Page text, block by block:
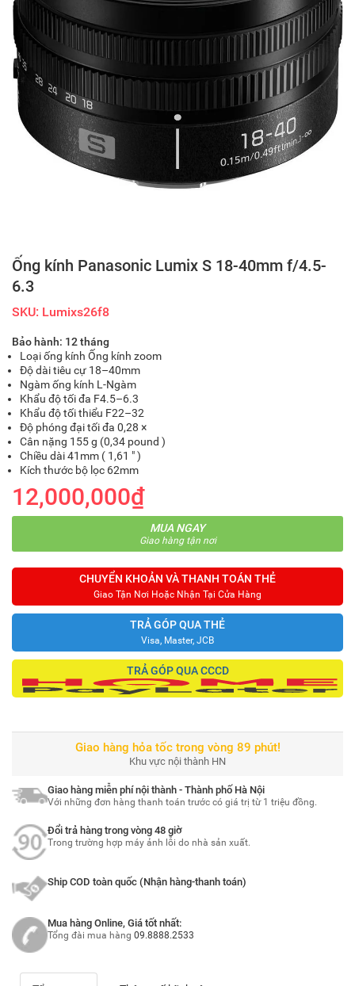
Ống kính Panasonic Lumix S 18-40mm f/4.5-
6.3
SKU: Lumixs26f8
Bảo hành: 12 tháng
Loại ống kính Ống kính zoom
Độ dài tiêu cự 18–40mm​
Ngàm ống kính L-Ngàm
Khẩu độ tối đa F4.5–6.3
Khẩu độ tối thiểu F22–32
Độ phóng đại tối đa 0,28 ×
Cân nặng 155 g (0,34 pound )
Chiều dài 41mm ( 1,61 ″ )
Kích thước bộ lọc 62mm
12,000,000₫
MUA NGAY
Giao hàng tận nơi
CHUYỂN KHOẢN VÀ THANH TOÁN THẺ
Giao Tận Nơi Hoặc Nhận Tại Cửa Hàng
TRẢ GÓP QUA THẺ
Visa, Master, JCB
TRẢ GÓP QUA CCCD
Giao hàng hỏa tốc trong vòng 89 phút!
Khu vực nội thành HN
Giao hàng miễn phí nội thành - Thành phố Hà Nội
Với những đơn hàng thanh toán trước có giá trị từ 1 triệu đồng.
Đổi trả hàng trong vòng 48 giờ
Trong trường hợp máy ảnh lỗi do nhà sản xuất.
Ship COD toàn quốc (Nhận hàng-thanh toán)
Mua hàng Online, Giá tốt nhất:
Tổng đài mua hàng 09.8888.2533